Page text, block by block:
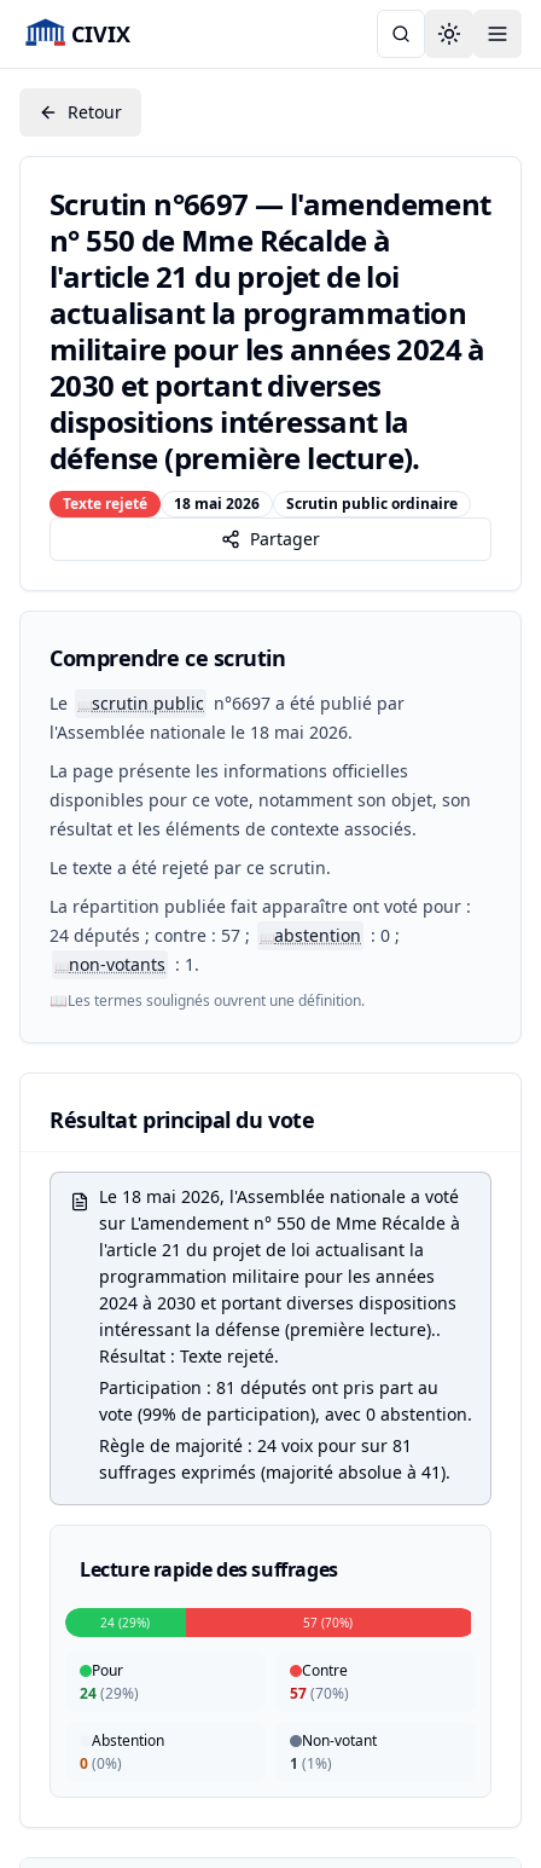
CIVIX Toggle
Retour
Scrutin n°6697 — l'amendement
n° 550 de Mme Récalde à
l'article 21 du projet de loi
actualisant la programmation
militaire pour les années 2024 à
2030 et portant diverses
dispositions intéressant la
défense (première lecture).
Texte rejeté 18 mai 2026 Scrutin public ordinaire
Partager
Comprendre ce scrutin
Le 📖scrutin public n°6697 a été publié par
l'Assemblée nationale le 18 mai 2026.
La page présente les informations officielles
disponibles pour ce vote, notamment son objet, son
résultat et les éléments de contexte associés.
Le texte a été rejeté par ce scrutin.
La répartition publiée fait apparaître ont voté pour :
24 députés ; contre : 57 ;
📖abstention : 0 ;
📖non-votants : 1.
📖Les termes soulignés ouvrent une définition.
Résultat principal du vote
Le 18 mai 2026, l'Assemblée nationale a voté
sur L'amendement n° 550 de Mme Récalde à
l'article 21 du projet de loi actualisant la
programmation militaire pour les années
2024 à 2030 et portant diverses dispositions
intéressant la défense (première lecture)..
Résultat : Texte rejeté.
Participation : 81 députés ont pris part au
vote (99% de participation), avec 0 abstention.
Règle de majorité : 24 voix pour sur 81
suffrages exprimés (majorité absolue à 41).
Lecture rapide des suffrages
24 (29%) 57 (70%)
Pour
24(29%)
Contre
57(70%)
Abstention
0(0%)
Non-votant
1 (1%)